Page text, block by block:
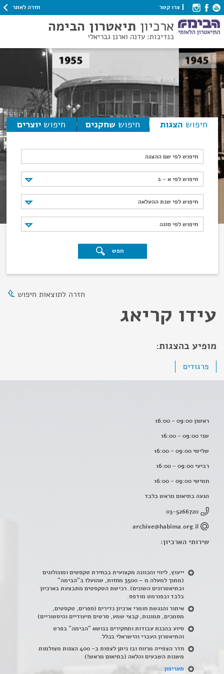
צרו קשר חזרה לאתר
ארכיון תיאטרון הבימה
בנדיבות: עדנה וארנן גבריאלי
חיפוש הצגות חיפוש שחקנים חיפוש יוצרים
חיפוש לפי שם ההצגה
חיפוש לפי א - ב
חיפוש לפי א - ב
חיפוש לפי שנת ההעלאה
חיפוש לפי שנת ההעלאה
חיפוש לפי סוגה
חיפוש לפי סוגה
חפש
חזרה לתוצאות חיפוש
עידו קריאג
מופיע בהצגות:
פרגודים
ראשון 09:00 - 16:00
שני 09:00 - 16:00
שלישי 09:00 - 16:00
רביעי 09:00 - 16:00
חמישי 09:00 - 16:00
הגעה בתיאום מראש בלבד
03-5266720
archive@habima.org.il
שירותי הארכיון:
ייעוץ, ליווי והכוונה מקצועית בבחירת טקסטים ומונולוגים
(מתוך למעלה מ – 3500 מחזות, שהועלו ב"הבימה"
ובתיאטרונים השונים). רכישת הטקסטים מתבצעת בארכיון
בלבד ובפורמט מודפס.
איתור והנגשת חומרי ארכיון נדירים (ספרים, טקסטים,
מסמכים, תמונות, קבצי שמע, סרטים תיעודיים והיסטוריים)
סיוע בהכנת עבודות ותחקירים בנושא "הבימה" בפרט
והתיאטרון העברי והישראלי בכלל.
חדר הצפייה מרווח ובו ניתן לצפות ב- 400 הצגות מצולמות
משנות השבעים והלאה (בתיאום מראש!)
תעריפון